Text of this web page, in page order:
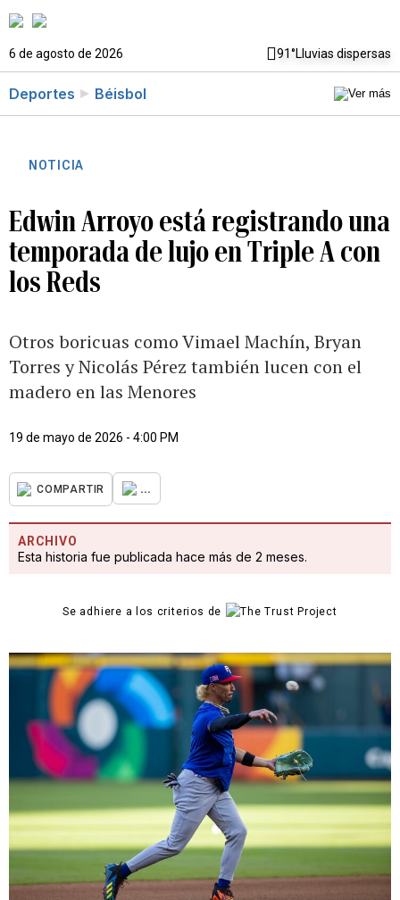
6 de agosto de 2026 91°Lluvias dispersas
Deportes Béisbol
NOTICIA
Edwin Arroyo está registrando una
temporada de lujo en Triple A con
los Reds
Otros boricuas como Vimael Machín, Bryan
Torres y Nicolás Pérez también lucen con el
madero en las Menores
19 de mayo de 2026 - 4:00 PM
COMPARTIR ...
ARCHIVO
Esta historia fue publicada hace más de 2 meses.
Se adhiere a los criterios de